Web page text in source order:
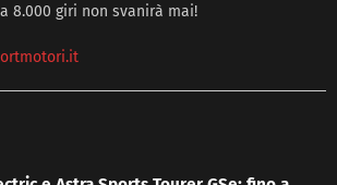
8.000 giri non svanirà mai!